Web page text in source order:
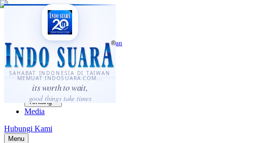
SAHABAT INDONESIA DI TAIWAN
MEMUAT INDOSUARA.COM...
its worth to wait,
good things take times
·...
⌘K
Sahabat Indonesia di Taiwan
Berita
Layanan
Komunitas
Panduan
Tentang
Media
Hubungi Kami
Menu